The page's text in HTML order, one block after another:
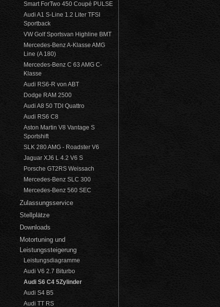
Smart ForTwo 450 Coupé PULSE
Audi A1 S-Line 1.2 Liter TFSI
Sportback
VW Golf Sportsvan Highline BMT
Mercedes-Benz A-Klasse AMG
Line (A 180)
Mercedes-Benz C 63 AMG C-
Klasse
Audi RS6-R von ABT
Dodge RAM 2500
Audi A8 50 TDI Quattro
Audi RS6 C8
Aston Martin V8 Vantage S
Sportshift
SLK 280 AMG - Roadster V6
Jaguar XJ6 L 4.2 V6 S
Porsche GT2RS Weissach
Mercedes-Benz SLC 300
Mercedes-Benz 560 SEC
Zulassungsservice
Stellplätze
Downloads
Motortuning und
Leistungssteigerung
Leistungsdiagramme
Audi V6 2.7 Biturbo
Audi S6 C4 5Zylinder
Audi S4 B5
Audi TT RS